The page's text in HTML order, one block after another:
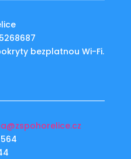
bezplatnou Wi-Fi.